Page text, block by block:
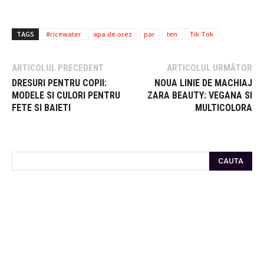
TAGS #ricewater apa de orez par ten Tik Tok
ARTICOLUL PRECEDENT
DRESURI PENTRU COPII:
MODELE SI CULORI PENTRU
FETE SI BAIETI
ARTICOLUL URMĂTOR
NOUA LINIE DE MACHIAJ
ZARA BEAUTY: VEGANA SI
MULTICOLORA
CAUTA